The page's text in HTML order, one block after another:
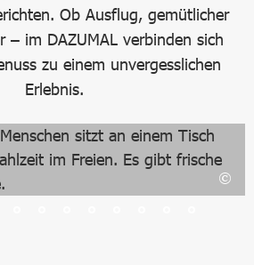
Ob Ausflug, gemütlicher
– im DAZUMAL verbinden sich
zu einem unvergesslichen
Erlebnis.